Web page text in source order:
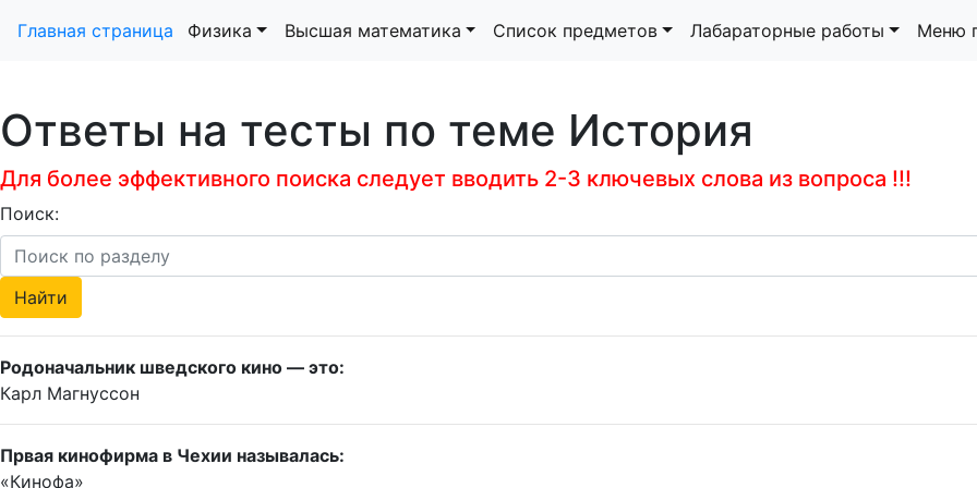
Главная страница Физика Высшая математика Список предметов Лабараторные работы Меню
Ответы на тесты по теме История
Для более эффективного поиска следует вводить 2-3 ключевых слова из вопроса !!!
Поиск:
Родоначальник шведского кино — это:
Карл Магнуссон
Првая кинофирма в Чехии называлась:
«Кинофа»